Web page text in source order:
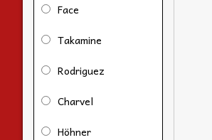
Face
Takamine
Rodriguez
Charvel
Höhner